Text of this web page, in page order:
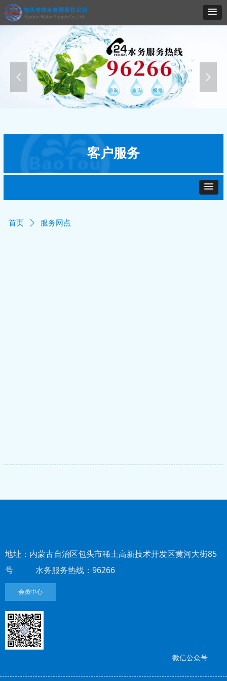
넳 넲
客户服务
首页 ꄲ 服务网点
微信公众号
地址：内蒙古自治区包头市稀土高新技术开发区黄河大街85
号 水务服务热线：96266
会员中心